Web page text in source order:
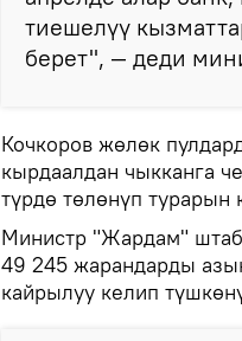
тиешелүү
берет", — деди
Кочкоров жөлөк
кырдаалдан чыкканга
түрдө төлөнүп
Министр "Жардам"
49 245 жарандарды
кайрылуу келип